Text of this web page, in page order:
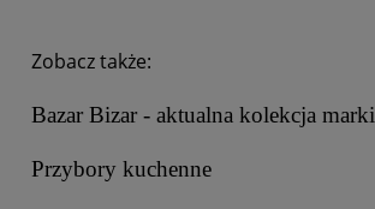
Zobacz także:
Bazar Bizar - aktualna kolekcja marki
Przybory kuchenne